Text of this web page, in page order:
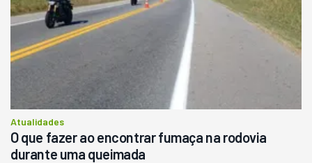
Atualidades
O que fazer ao encontrar fumaça na rodovia
durante uma queimada